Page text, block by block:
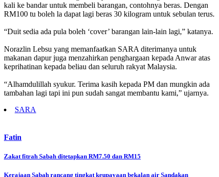
kali ke bandar untuk membeli barangan, contohnya beras. Dengan
RM100 tu boleh la dapat lagi beras 30 kilogram untuk sebulan terus.
“Duit sedia ada pula boleh ‘cover’ barangan lain-lain lagi,” katanya.
Norazlin Lebsu yang memanfaatkan SARA diterimanya untuk
makanan dapur juga menzahirkan penghargaan kepada Anwar atas
keprihatinan kepada beliau dan seluruh rakyat Malaysia.
“Alhamdulillah syukur. Terima kasih kepada PM dan mungkin ada
tambahan lagi tapi ini pun sudah sangat membantu kami,” ujarnya.
SARA
Fatin
Post
navigation
Zakat fitrah Sabah ditetapkan RM7.50 dan RM15
Kerajaan Sabah rancang tingkat keupayaan bekalan air Sandakan